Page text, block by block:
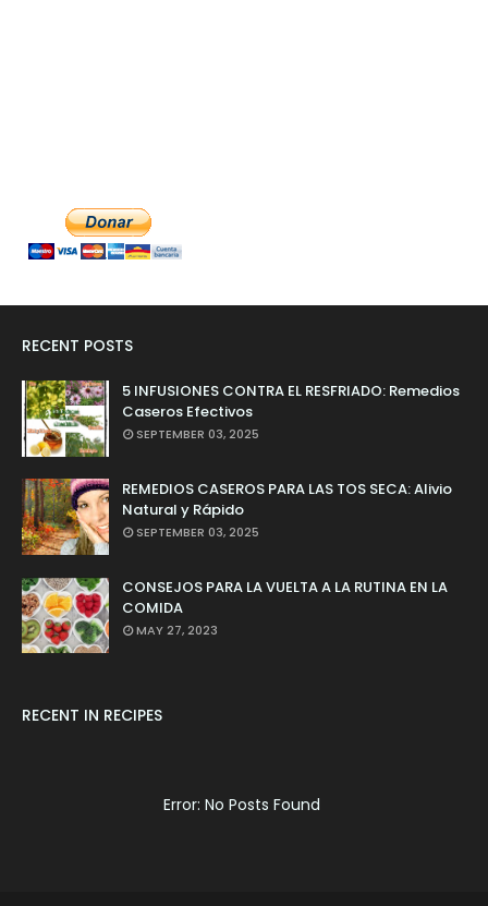
RECENT POSTS
5 INFUSIONES CONTRA EL RESFRIADO: Remedios
Caseros Efectivos
SEPTEMBER 03, 2025
REMEDIOS CASEROS PARA LAS TOS SECA: Alivio
Natural y Rápido
SEPTEMBER 03, 2025
CONSEJOS PARA LA VUELTA A LA RUTINA EN LA
COMIDA
MAY 27, 2023
RECENT IN RECIPES
Error: No Posts Found